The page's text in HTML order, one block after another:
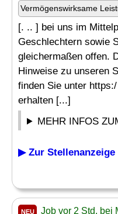
Vermögenswirksame
[. .. ] bei uns im
Geschlechtern sowie
gleichermaßen offen.
Hinweise zu unseren
finden Sie unter
erhalten [...]
MEHR INFOS
▶ Zur Stellenanzeige
NEU Job vor 2 Std. bei